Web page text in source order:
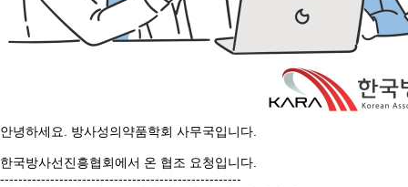
안녕하세요. 방사성의약품학회 사무국입니다.
한국방사선진흥협회에서 온 협조 요청입니다.
-----------------------------------------------------